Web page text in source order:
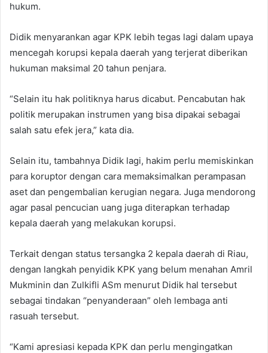
hukum.
Didik menyarankan agar KPK lebih tegas lagi dalam upaya
mencegah korupsi kepala daerah yang terjerat diberikan
hukuman maksimal 20 tahun penjara.
“Selain itu hak politiknya harus dicabut. Pencabutan hak
politik merupakan instrumen yang bisa dipakai sebagai
salah satu efek jera,” kata dia.
Selain itu, tambahnya Didik lagi, hakim perlu memiskinkan
para koruptor dengan cara memaksimalkan perampasan
aset dan pengembalian kerugian negara. Juga mendorong
agar pasal pencucian uang juga diterapkan terhadap
kepala daerah yang melakukan korupsi.
Terkait dengan status tersangka 2 kepala daerah di Riau,
dengan langkah penyidik KPK yang belum menahan Amril
Mukminin dan Zulkifli ASm menurut Didik hal tersebut
sebagai tindakan “penyanderaan” oleh lembaga anti
rasuah tersebut.
“Kami apresiasi kepada KPK dan perlu mengingatkan